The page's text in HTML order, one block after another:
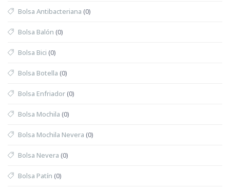
Bolsa Antibacteriana (0)
Bolsa Balón (0)
Bolsa Bici (0)
Bolsa Botella (0)
Bolsa Enfriador(0)
Bolsa Mochila (0)
Bolsa Mochila Nevera (0)
Bolsa Nevera (0)
Bolsa Patín (0)